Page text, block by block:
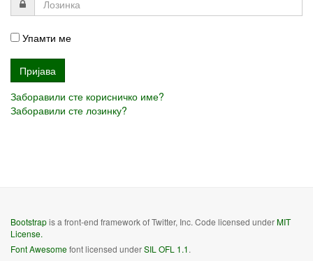
Упамти ме
Заборавили сте корисничко име?
Заборавили сте лозинку?
Bootstrapis a front-end framework of Twitter, Inc. Code licensed underMIT
License.
Font Awesomefont licensed underSIL OFL 1.1.